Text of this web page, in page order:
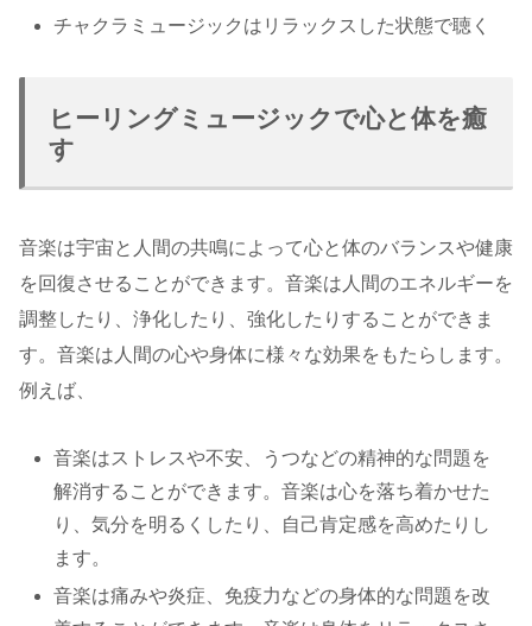
チャクラミュージックはリラックスした状態で聴く
ヒーリングミュージックで心と体を癒
す
音楽は宇宙と人間の共鳴によって心と体のバランスや健康
を回復させることができます。音楽は人間のエネルギーを
調整したり、浄化したり、強化したりすることができま
す。音楽は人間の心や身体に様々な効果をもたらします。
例えば、
音楽はストレスや不安、うつなどの精神的な問題を
解消することができます。音楽は心を落ち着かせた
り、気分を明るくしたり、自己肯定感を高めたりし
ます。
音楽は痛みや炎症、免疫力などの身体的な問題を改